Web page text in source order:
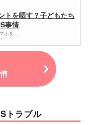
トを晒す？子どもたち
事情
ホを…
トラブル